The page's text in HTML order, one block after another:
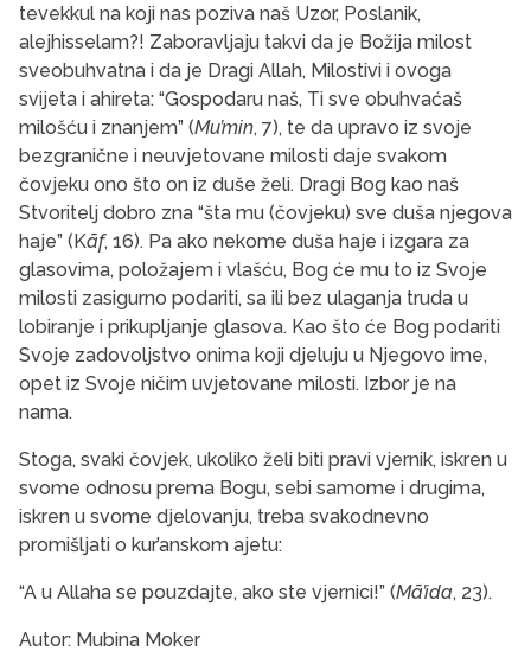
tevekkul na koji nas poziva naš Uzor, Poslanik,
alejhisselam?! Zaboravljaju takvi da je Božija milost
sveobuhvatna i da je Dragi Allah, Milostivi i ovoga
svijeta i ahireta: “Gospodaru naš, Ti sve obuhvaćaš
milošću i znanjem” (Mu’min, 7), te da upravo iz svoje
bezgranične i neuvjetovane milosti daje svakom
čovjeku ono što on iz duše želi. Dragi Bog kao naš
Stvoritelj dobro zna “šta mu (čovjeku) sve duša njegova
haje” (Kāf, 16). Pa ako nekome duša haje i izgara za
glasovima, položajem i vlašću, Bog će mu to iz Svoje
milosti zasigurno podariti, sa ili bez ulaganja truda u
lobiranje i prikupljanje glasova. Kao što će Bog podariti
Svoje zadovoljstvo onima koji djeluju u Njegovo ime,
opet iz Svoje ničim uvjetovane milosti. Izbor je na
nama.
Stoga, svaki čovjek, ukoliko želi biti pravi vjernik, iskren u
svome odnosu prema Bogu, sebi samome i drugima,
iskren u svome djelovanju, treba svakodnevno
promišljati o kur’anskom ajetu:
“A u Allaha se pouzdajte, ako ste vjernici!” (Mā’ida, 23).
Autor: Mubina Moker